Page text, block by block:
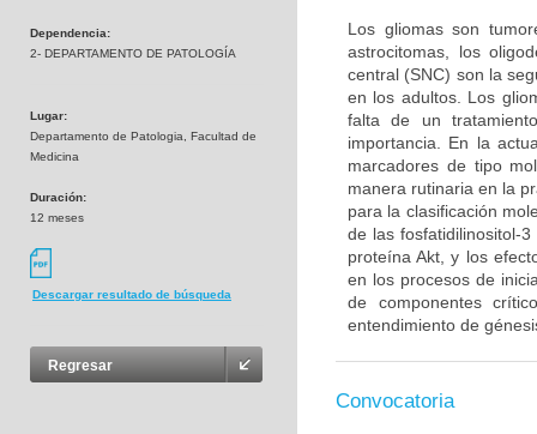
Dependencia:
2- DEPARTAMENTO DE PATOLOGÍA
Lugar:
Departamento de Patologia, Facultad de
Medicina
Duración:
12 meses
Descargar resultado de búsqueda
Regresar
Los gliomas son
astrocitomas, los
central (SNC) son la
en los adultos. Los
falta de un
importancia. En la
marcadores de tipo
manera rutinaria en la
para la clasificación
de las fosfatidilinositol-
proteína Akt, y los
en los procesos de
de componentes
entendimiento de
Convocatoria